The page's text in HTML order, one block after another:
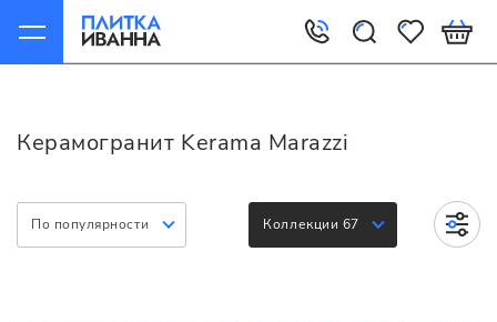
Керамогранит Kerama Marazzi
По популярности Коллекции 67